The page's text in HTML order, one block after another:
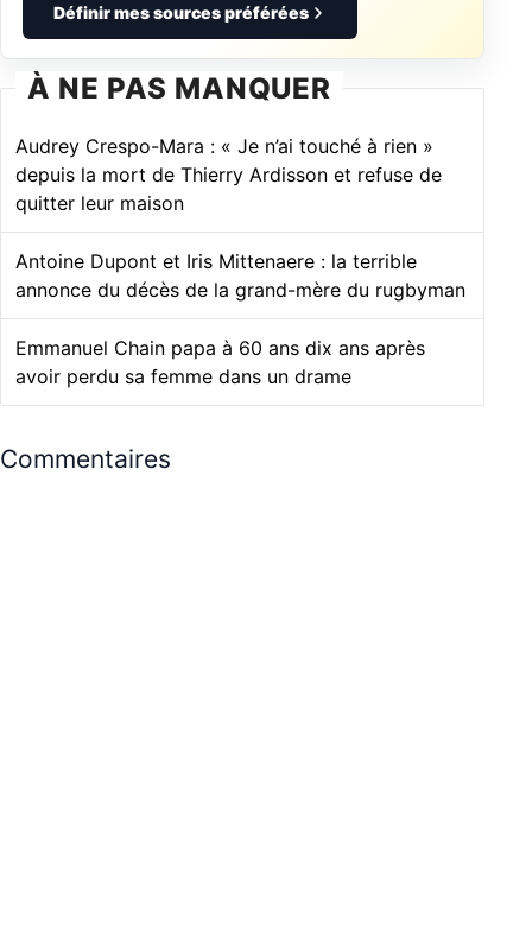
Définir mes sources préférées
À NE PAS MANQUER
Audrey Crespo-Mara : « Je n’ai touché à rien »
depuis la mort de Thierry Ardisson et refuse de
quitter leur maison
Antoine Dupont et Iris Mittenaere : la terrible
annonce du décès de la grand-mère du rugbyman
Emmanuel Chain papa à 60 ans dix ans après
avoir perdu sa femme dans un drame
Commentaires